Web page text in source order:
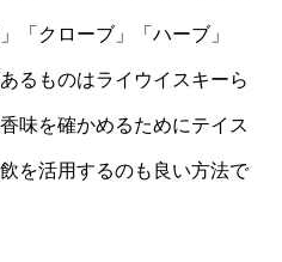
「クローブ」「ハーブ」
るものはライウイスキーら
味を確かめるためにテイス
を活用するのも良い方法で